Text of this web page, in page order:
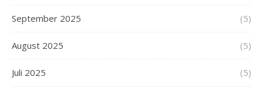
September 2025 (5)
August 2025 (5)
Juli 2025 (5)